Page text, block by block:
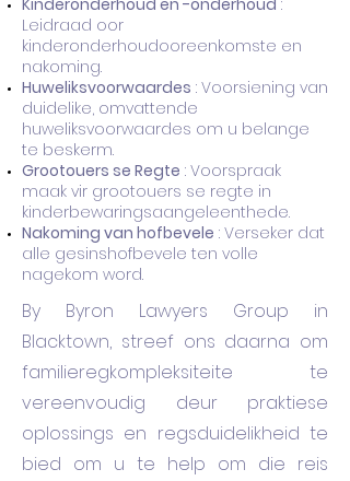
Kinderonderhoud en -onderhoud :
Leidraad oor
kinderonderhoudooreenkomste en
nakoming.
Huweliksvoorwaardes : Voorsiening van
duidelike, omvattende
huweliksvoorwaardes om u belange
te beskerm.
Grootouers se Regte : Voorspraak
maak vir grootouers se regte in
kinderbewaringsaangeleenthede.
Nakoming van hofbevele : Verseker dat
alle gesinshofbevele ten volle
nagekom word.
By Byron Lawyers Group in
Blacktown, streef ons daarna om
familieregkompleksiteite te
vereenvoudig deur praktiese
oplossings en regsduidelikheid te
bied om u te help om die reis